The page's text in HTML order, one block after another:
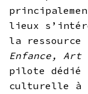
lieux
la ressource
Enfance, Art
pilote dédié
culturelle à